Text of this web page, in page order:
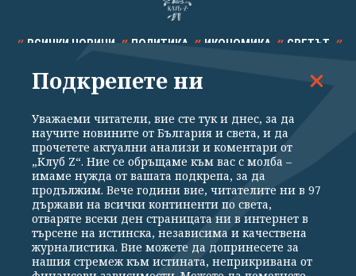
ВСИЧКИ НОВИНИ ПОЛИТИКА ИКОНОМИКА СВЕТЪТ
СПОРТ КУЛТУРА ТЕХНОЛОГИИ КАЛЕЙДОСКОП
Общи условия
Политика за поверителност
Реклама
Партньори Контакти
За Клуб Z
Екип
Подкрепете ни
Подкрепете ни
Уважаеми читатели, вие сте тук и днес, за да
научите новините от България и света, и да
прочетете актуални анализи и коментари от
„Клуб Z“. Ние се обръщаме към вас с молба –
имаме нужда от вашата подкрепа, за да
продължим. Вече години вие, читателите ни в 97
държави на всички континенти по света,
отваряте всеки ден страницата ни в интернет в
търсене на истинска, независима и качествена
журналистика. Вие можете да допринесете за
нашия стремеж към истината, неприкривана от